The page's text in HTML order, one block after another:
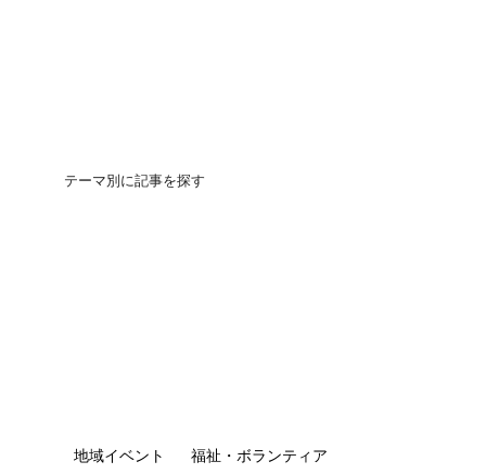
団地の買いかたテーマ別に記事を探す
地域イベント
福祉・ボランティア